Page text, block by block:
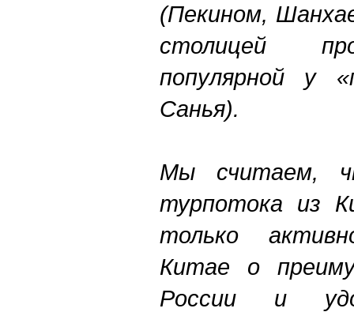
(Пекином,
столицей
популярной у
Санья).
Мы считаем,
турпотока из
только
Китае о
России и